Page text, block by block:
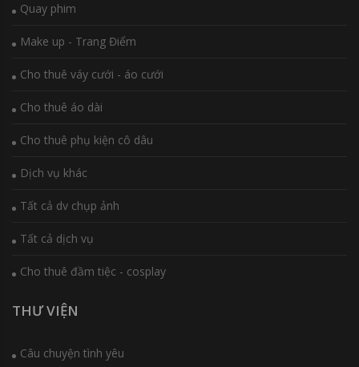
Quay phim
Make up - Trang Điểm
Cho thuê váy cưới - áo cưới
Cho thuê áo dài
Cho thuê phụ kiện cô dâu
Dịch vụ khác
Tất cả dv chụp ảnh
Tất cả dịch vụ
Cho thuê đầm tiệc - cosplay
THƯ VIỆN
Câu chuyện tình yêu